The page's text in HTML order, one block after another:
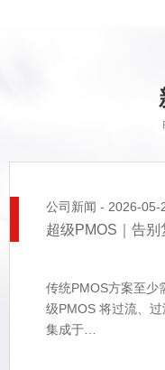
公司新闻 - 2026-05-
传统PMOS方案至少
级PMOS 将过流、
集成于…